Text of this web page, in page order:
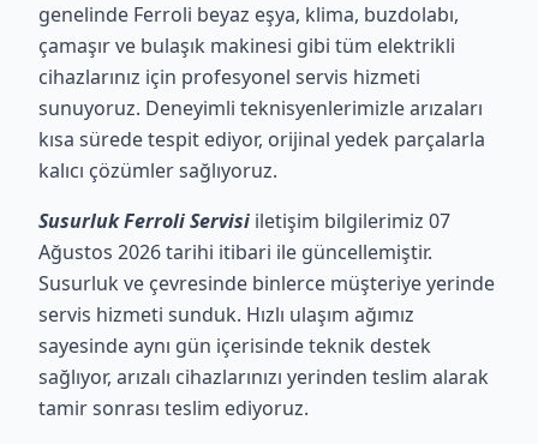
genelinde Ferroli beyaz eşya, klima, buzdolabı,
çamaşır ve bulaşık makinesi gibi tüm elektrikli
cihazlarınız için profesyonel servis hizmeti
sunuyoruz. Deneyimli teknisyenlerimizle arızaları
kısa sürede tespit ediyor, orijinal yedek parçalarla
kalıcı çözümler sağlıyoruz.
Susurluk Ferroli Servisi iletişim bilgilerimiz 07
Ağustos 2026 tarihi itibari ile güncellemiştir.
Susurluk ve çevresinde binlerce müşteriye yerinde
servis hizmeti sunduk. Hızlı ulaşım ağımız
sayesinde aynı gün içerisinde teknik destek
sağlıyor, arızalı cihazlarınızı yerinden teslim alarak
tamir sonrası teslim ediyoruz.